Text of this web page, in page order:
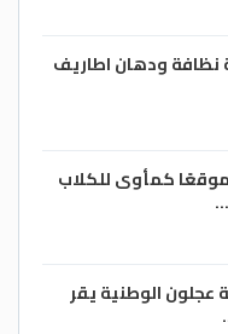
نظافة ودهان اطاريف
موقعًا كمأوى للكلاب
الوطنية يقر